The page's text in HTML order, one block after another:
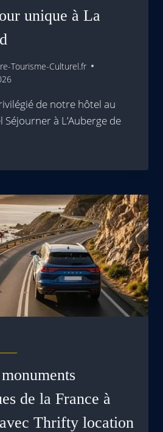
unique à La
Tourisme-Culturel.fr
de notre hôtel au
à L’Auberge de
de la France à
Thrifty location